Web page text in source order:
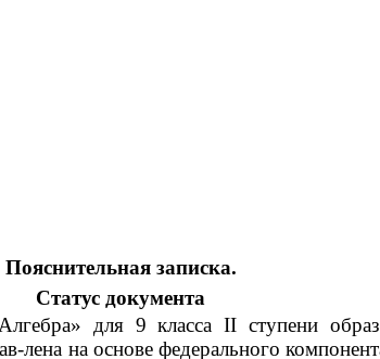
Пояснительная записка.
Статус документа
для 9 класса II ступени
лена на основе федерального